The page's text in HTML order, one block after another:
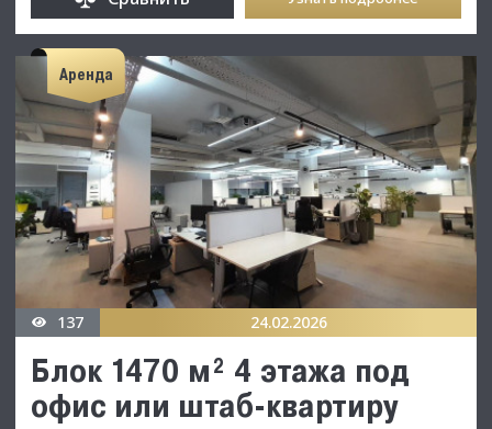
Аренда
137 24.02.2026
Блок 1470 м² 4 этажа под
офис или штаб-квартиру